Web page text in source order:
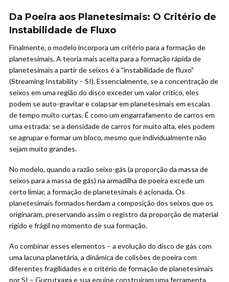
Da Poeira aos Planetesimais: O Critério de
Instabilidade de Fluxo
Finalmente, o modelo incorpora um critério para a formação de
planetesimais. A teoria mais aceita para a formação rápida de
planetesimais a partir de seixos é a "instabilidade de fluxo"
(Streaming Instability – SI). Essencialmente, se a concentração de
seixos em uma região do disco exceder um valor crítico, eles
podem se auto-gravitar e colapsar em planetesimais em escalas
de tempo muito curtas. É como um engarrafamento de carros em
uma estrada: se a densidade de carros for muito alta, eles podem
se agrupar e formar um bloco, mesmo que individualmente não
sejam muito grandes.
No modelo, quando a razão seixo-gás (a proporção da massa de
seixos para a massa de gás) na armadilha de poeira excede um
certo limiar, a formação de planetesimais é acionada. Os
planetesimais formados herdam a composição dos seixos que os
originaram, preservando assim o registro da proporção de material
rígido e frágil no momento de sua formação.
Ao combinar esses elementos – a evolução do disco de gás com
uma lacuna planetária, a dinâmica de colisões de poeira com
diferentes fragilidades e o critério de formação de planetesimais
por SI – Gurrutxaga e sua equipe construíram uma ferramenta